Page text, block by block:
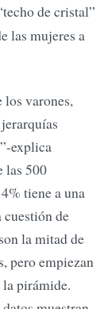
de cristal”
las mujeres a
los varones,
explica
las 500
tiene a una
cuestión de
la mitad de
pero empiezan
la pirámide.